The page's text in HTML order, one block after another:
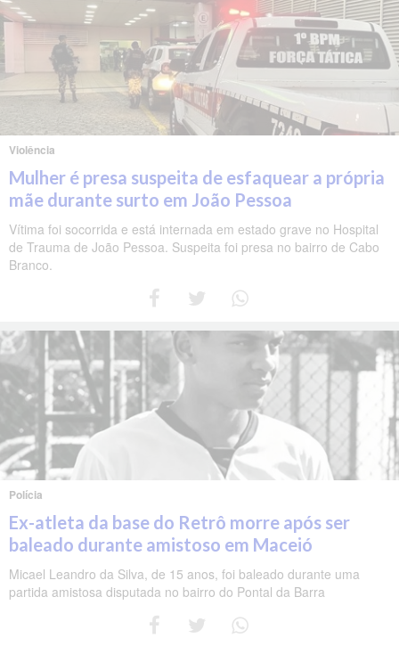
Violência
Mulher é presa suspeita de esfaquear a própria
mãe durante surto em João Pessoa
Vítima foi socorrida e está internada em estado grave no Hospital
de Trauma de João Pessoa. Suspeita foi presa no bairro de Cabo
Branco.
Polícia
Ex-atleta da base do Retrô morre após ser
baleado durante amistoso em Maceió
Micael Leandro da Silva, de 15 anos, foi baleado durante uma
partida amistosa disputada no bairro do Pontal da Barra